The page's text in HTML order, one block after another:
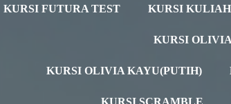
KURSI FUTURA TEST KURSI KULIAH
KURSI
KURSI OLIVIA KAYU(PUTIH)
KURSI SCRAMBLE